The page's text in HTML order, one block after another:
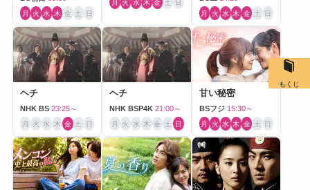
月 火 水 木 金 土 日
月 火 水 木 金 土 日
月 火 水 木 金 土 日
ヘチ
NHK BS 23:25～
月 火 水 木 金 土 日
ヘチ
NHK BSP4K 21:00～
月 火 水 木 金 土 日
甘い秘密
BSフジ 15:30～
月 火 水 木 金 土 日
もくじ